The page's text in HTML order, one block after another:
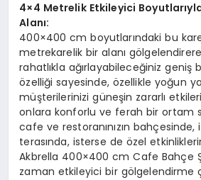
4×4 Metrelik Etkileyici
Alanı:
400×400 cm boyutlarındaki bu
metrekarelik bir alanı
rahatlıkla ağırlayabileceğiniz geniş
özelliği sayesinde, özellikle yoğun
müşterilerinizi güneşin zararlı
onlara konforlu ve ferah bir ortam
cafe ve restoranınızın
terasında, isterse de özel
Akbrella 400×400 cm Cafe Bahçe
zaman etkileyici bir gölgelendirme